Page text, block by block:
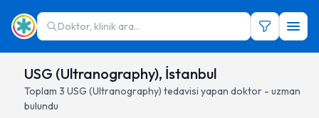
Doktor, klinik ara...
USG (Ultranography), İstanbul
Toplam 3 USG (Ultranography) tedavisi yapan doktor - uzman
bulundu